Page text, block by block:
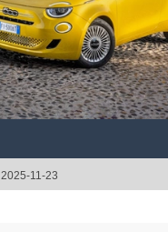
2025-11-23